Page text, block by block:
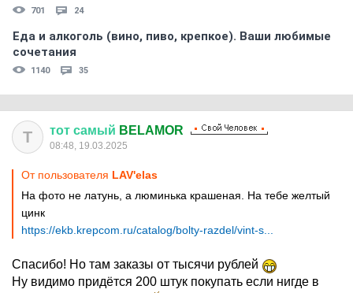
701 24
Еда и алкоголь (вино, пиво, крепкое). Ваши любимые
сочетания
1140 35
Т тот самый BELAMOR
08:48, 19.03.2025
От пользователя LAV'elas
На фото не латунь, а люминька крашеная. На тебе желтый
цинк
https://ekb.krepcom.ru/catalog/bolty-razdel/vint-s...
Спасибо! Но там заказы от тысячи рублей
Ну видимо придётся 200 штук покупать если нигде в